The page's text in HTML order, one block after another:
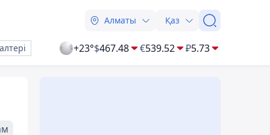
Алматы Қаз
+23°$467.48 €539.52 ₽5.73